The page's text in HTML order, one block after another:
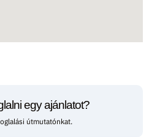
egy ajánlatot?
útmutatónkat.